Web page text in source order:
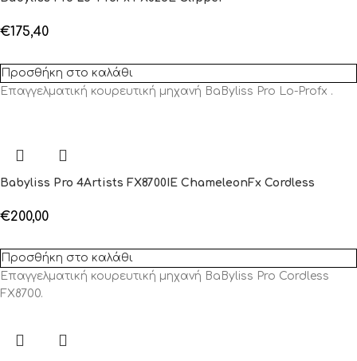
€175,40
Προσθήκη στο καλάθι
Επαγγελματική κουρευτική μηχανή BaByliss Pro Lo-Profx .
Babyliss Pro 4Artists FX8700IE ChameleonFx Cordless
€200,00
Προσθήκη στο καλάθι
Επαγγελματική κουρευτική μηχανή BaByliss Pro Cordless
FX8700.